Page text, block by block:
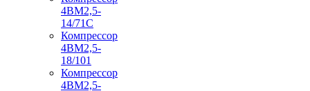
4ВМ2,5-
14/71C
Компрессор
4ВМ2,5-
18/101
Компрессор
4ВМ2,5-